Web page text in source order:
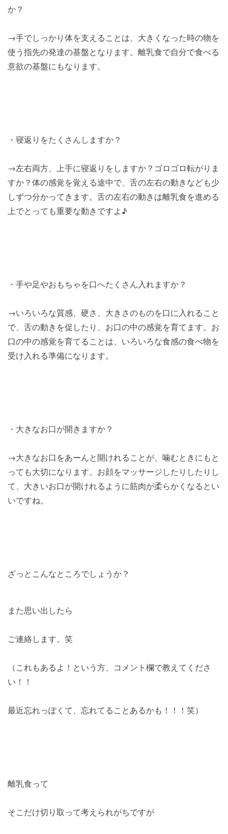
か？
→手でしっかり体を支えることは、大きくなった時の物を
使う指先の発達の基盤となります。離乳食で自分で食べる
意欲の基盤にもなります。
・寝返りをたくさんしますか？
→左右両方、上手に寝返りをしますか？ゴロゴロ転がりま
すか？体の感覚を覚える途中で、舌の左右の動きなども少
しずつ分かってきます。舌の左右の動きは離乳食を進める
上でとっても重要な動きですよ♪
・手や足やおもちゃを口へたくさん入れますか？
→いろいろな質感、硬さ、大きさのものを口に入れること
で、舌の動きを促したり、お口の中の感覚を育てます。お
口の中の感覚を育てることは、いろいろな食感の食べ物を
受け入れる準備になります。
・大きなお口が開きますか？
→大きなお口をあーんと開けれることが、噛むときにもと
っても大切になります。お顔をマッサージしたりしたりし
て、大きいお口が開けれるように筋肉が柔らかくなるとい
いですね。
ざっとこんなところでしょうか？
また思い出したら
ご連絡します。笑
（これもあるよ！という方、コメント欄で教えてくださ
い！！
最近忘れっぽくて、忘れてることあるかも！！！笑）
離乳食って
そこだけ切り取って考えられがちですが